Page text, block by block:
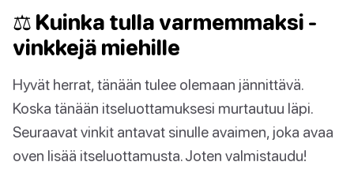
⚖ Kuinka tulla varmemmaksi -
vinkkejä miehille
Hyvät herrat, tänään tulee olemaan jännittävä.
Koska tänään itseluottamuksesi murtautuu läpi.
Seuraavat vinkit antavat sinulle avaimen, joka avaa
oven lisää itseluottamusta. Joten valmistaudu!